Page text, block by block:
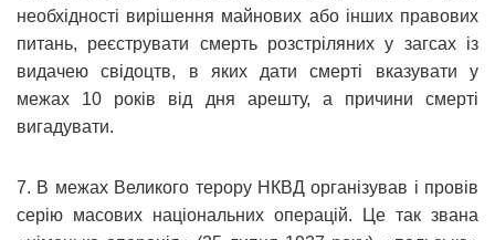
необхідності вирішення майнових або інших правових
питань, реєструвати смерть розстріляних у загсах із
видачею свідоцтв, в яких дати смерті вказувати у
межах 10 років від дня арешту, а причини смерті
вигадувати.
7. В межах Великого терору НКВД організував і провів
серію масових національних операцій. Це так звана